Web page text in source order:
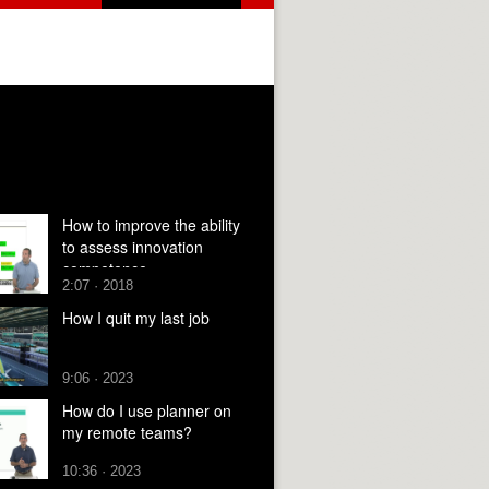
How to improve the ability
to assess innovation
competence
2:07 · 2018
How I quit my last job
9:06 · 2023
How do I use planner on
my remote teams?
10:36 · 2023